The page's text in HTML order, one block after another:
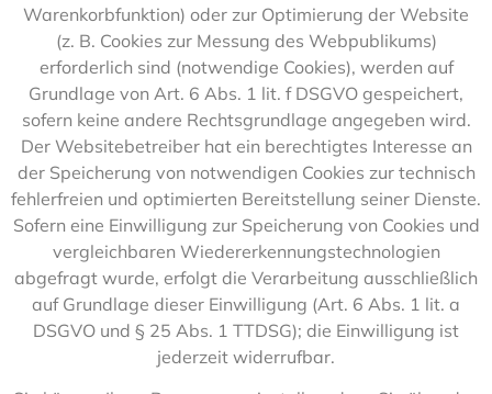
Warenkorbfunktion) oder zur Optimierung der Website
(z. B. Cookies zur Messung des Webpublikums)
erforderlich sind (notwendige Cookies), werden auf
Grundlage von Art. 6 Abs. 1 lit. f DSGVO gespeichert,
sofern keine andere Rechtsgrundlage angegeben wird.
Der Websitebetreiber hat ein berechtigtes Interesse an
der Speicherung von notwendigen Cookies zur technisch
fehlerfreien und optimierten Bereitstellung seiner Dienste.
Sofern eine Einwilligung zur Speicherung von Cookies und
vergleichbaren Wiedererkennungstechnologien
abgefragt wurde, erfolgt die Verarbeitung ausschließlich
auf Grundlage dieser Einwilligung (Art. 6 Abs. 1 lit. a
DSGVO und § 25 Abs. 1 TTDSG); die Einwilligung ist
jederzeit widerrufbar.